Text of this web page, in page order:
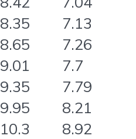
8.35
7.13
8.65
7.26
9.01
7.7
9.35
7.79
9.95
8.21
10.3
8.92